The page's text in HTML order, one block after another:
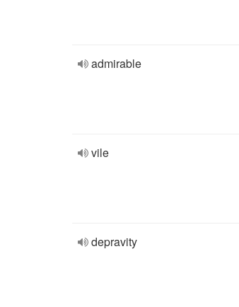
admirable
vile
depravity